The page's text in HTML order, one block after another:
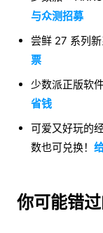
与众测招募
尝鲜 27 系列
票
少数派正版软
省钱
可爱又好玩的
数也可兑换！
你可能错